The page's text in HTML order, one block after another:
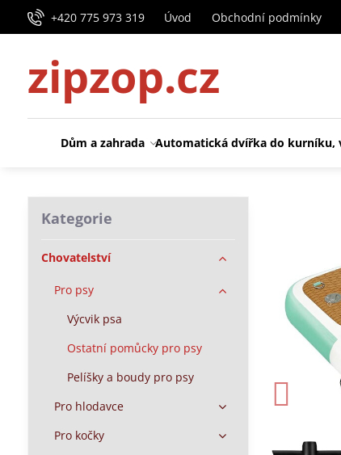
+420 775 973 319 Úvod Obchodní podmínky
zipzop.cz
Dům a zahrada Automatická dvířka do kurníku,
Kategorie
Chovatelství
Pro psy
Výcvik psa
Ostatní pomůcky pro psy
Pelíšky a boudy pro psy
Pro hlodavce
Pro kočky